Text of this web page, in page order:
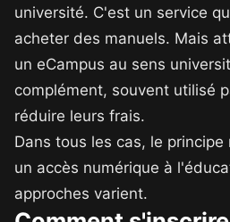
université. C'est un service
acheter des manuels. Mais
un eCampus au sens
complément, souvent utilisé
réduire leurs frais.
Dans tous les cas, le
un accès numérique à
approches varient.